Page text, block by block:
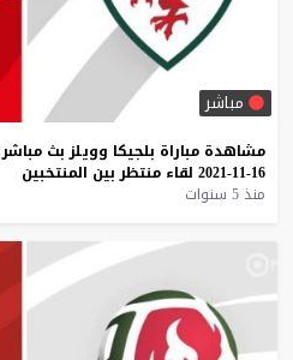
مباشر
مشاهدة مباراة بلجيكا وويلز بث مباشر
16-11-2021
لقاء منتظر بين المنتخبين
منذ 5 سنوات